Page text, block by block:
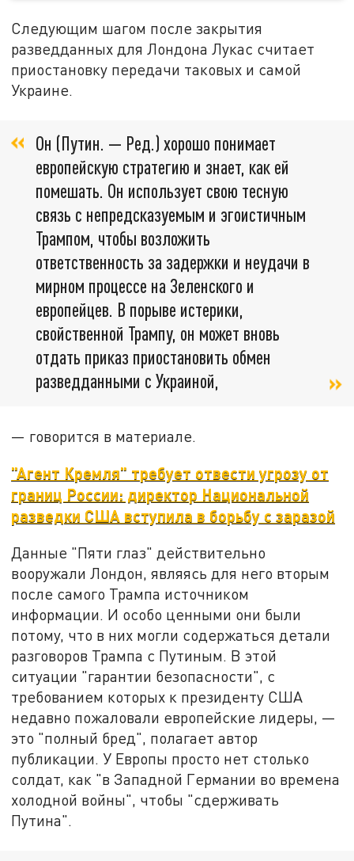
Следующим шагом после закрытия
разведданных для Лондона Лукас считает
приостановку передачи таковых и самой
Украине.
Он (Путин. — Ред.) хорошо понимает
европейскую стратегию и знает, как ей
помешать. Он использует свою тесную
связь с непредсказуемым и эгоистичным
Трампом, чтобы возложить
ответственность за задержки и неудачи в
мирном процессе на Зеленского и
европейцев. В порыве истерики,
свойственной Трампу, он может вновь
отдать приказ приостановить обмен
разведданными с Украиной,
— говорится в материале.
"Агент Кремля" требует отвести угрозу от
границ России: директор Национальной
разведки США вступила в борьбу с заразой
Данные "Пяти глаз" действительно
вооружали Лондон, являясь для него вторым
после самого Трампа источником
информации. И особо ценными они были
потому, что в них могли содержаться детали
разговоров Трампа с Путиным. В этой
ситуации "гарантии безопасности", с
требованием которых к президенту США
недавно пожаловали европейские лидеры, —
это "полный бред", полагает автор
публикации. У Европы просто нет столько
солдат, как "в Западной Германии во времена
холодной войны", чтобы "сдерживать
Путина".